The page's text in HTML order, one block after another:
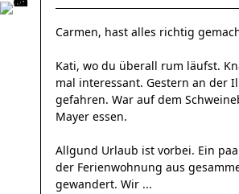
Carmen, hast alles richtig
Kati, wo du überall rum läufst.
mal interessant. Gestern an der
gefahren. War auf dem
Mayer essen.
Allgund Urlaub ist vorbei. Ein
der Ferienwohnung aus
gewandert. Wir ...